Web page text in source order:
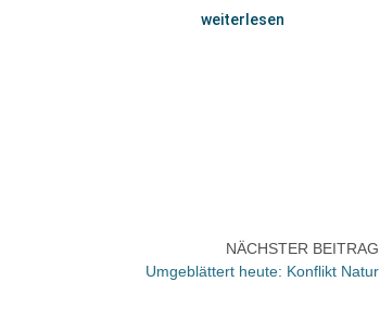
weiterlesen
NÄCHSTER BEITRAG
Umgeblättert heute: Konflikt Natur